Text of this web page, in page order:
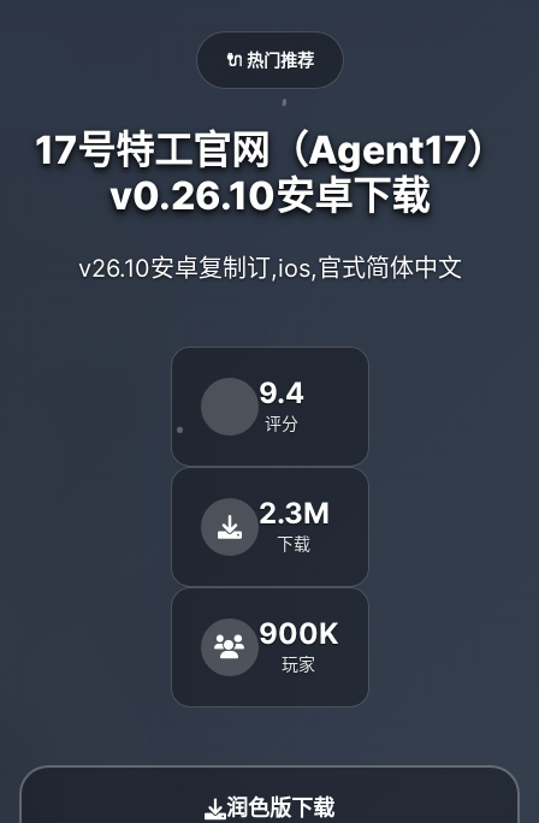
🔌 热门推荐
17号特工官网（Agent17）
v0.26.10安卓下载
v26.10安卓复制订,ios,官式简体中文
9.4
评分
2.3M
下载
900K
玩家
润色版下载